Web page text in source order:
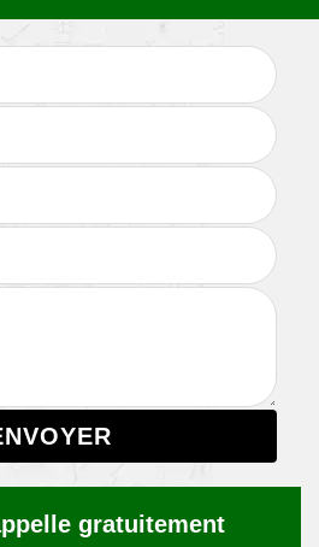
gratuitement